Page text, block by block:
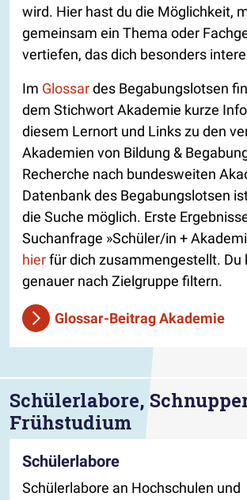
wird. Hier hast du die Möglichkeit,
gemeinsam ein Thema oder
vertiefen, das dich besonders
Im Glossardes Begabungslotsen
dem Stichwort Akademie kurze
diesem Lernort und Links zu den
Akademien von Bildung &
Recherche nach bundesweiten
Datenbank des Begabungslotsen
die Suche möglich. Erste
Suchanfrage »Schüler/in +
hierfür dich zusammengestellt. Du
genauer nach Zielgruppe filtern.
Glossar-Beitrag Akademie
Schülerlabore,
Frühstudium
Schülerlabore
Schülerlabore an Hochschulen und